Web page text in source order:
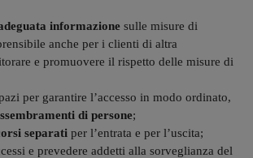
informazione sulle misure di
anche per i clienti di altra
e promuovere il rispetto delle misure di
per garantire l’accesso in modo ordinato,
di persone;
separati per l’entrata e per l’uscita;
e prevedere addetti alla sorveglianza del